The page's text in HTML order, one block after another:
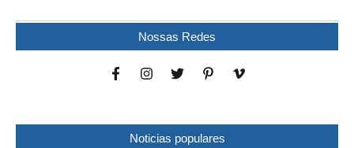
Nossas Redes
Noticias populares